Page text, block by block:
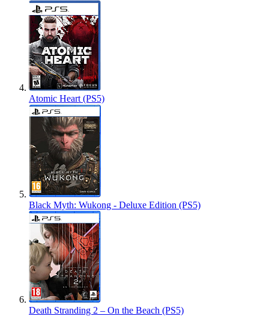
Atomic Heart (PS5)
Black Myth: Wukong - Deluxe Edition (PS5)
Death Stranding 2 – On the Beach (PS5)